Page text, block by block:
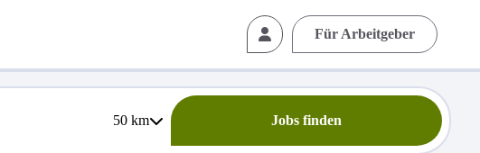
Für Arbeitgeber
50km Jobs finden